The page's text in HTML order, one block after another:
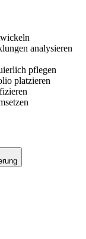
analysieren
pflegen
platzieren